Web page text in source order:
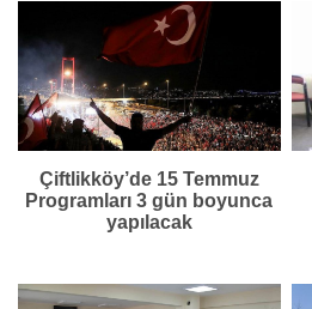
Çiftlikköy’de 15 Temmuz
Programları 3 gün boyunca
yapılacak